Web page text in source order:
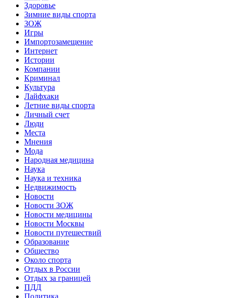
Здоровье
Зимние виды спорта
ЗОЖ
Игры
Импортозамещение
Интернет
Истории
Компании
Криминал
Культура
Лайфхаки
Летние виды спорта
Личный счет
Люди
Места
Мнения
Мода
Народная медицина
Наука
Наука и техника
Недвижимость
Новости
Новости ЗОЖ
Новости медицины
Новости Москвы
Новости путешествий
Образование
Общество
Около спорта
Отдых в России
Отдых за границей
ПДД
Политика